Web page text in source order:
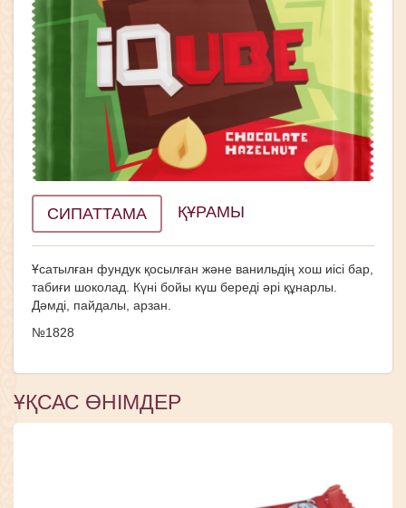
СИПАТТАМА ҚҰРАМЫ
Ұсатылған фундук қосылған және ванильдің хош иісі бар,
табиғи шоколад. Күні бойы күш береді әрі құнарлы.
Дәмді, пайдалы, арзан.
№1828
ҰҚСАС ӨНІМДЕР